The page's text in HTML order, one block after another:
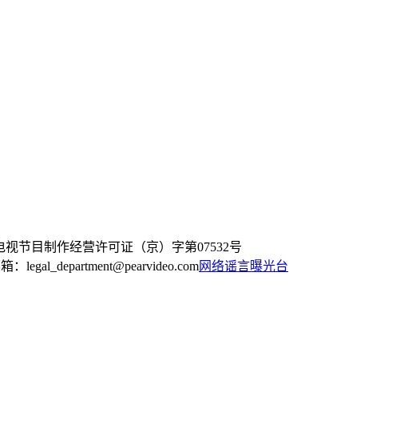
视节目制作经营许可证（京）字第07532号
：legal_department@pearvideo.com网络谣言曝光台